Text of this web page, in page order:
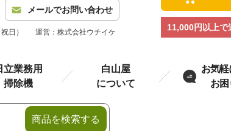
メールでお問い合わせ
日） 運営：株式会社ウチイケ 11,000円以上で
立業務用
掃除機
白山屋
について
お気軽
お困
商品を検索する